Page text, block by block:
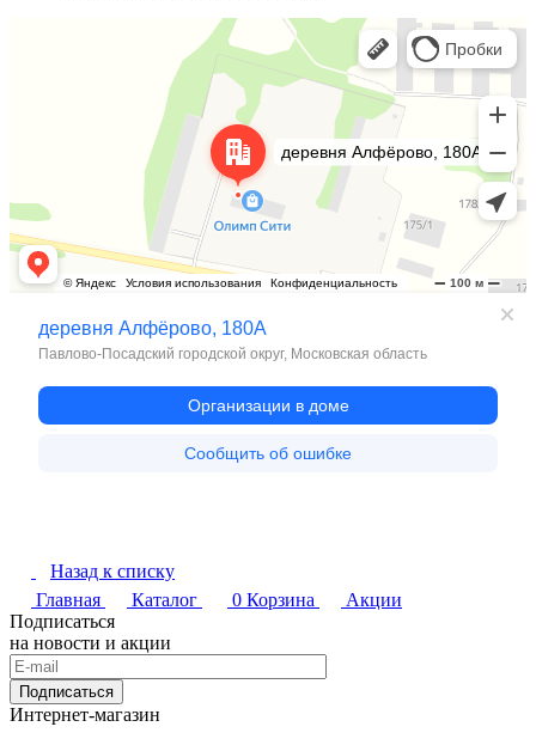
Назад к списку
Главная
Каталог 0 Корзина
Акции
Подписаться
на новости и акции
Подписаться
Интернет-магазин